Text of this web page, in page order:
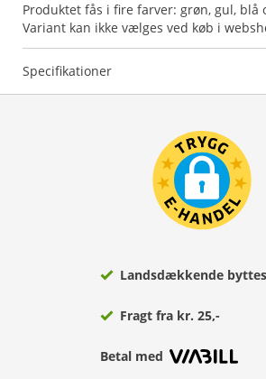
Produktet fås i fire farver: grøn, gul, blå
Variant kan ikke vælges ved køb i
Specifikationer
Landsdækkende
Fragt fra kr. 25,-
Betal med